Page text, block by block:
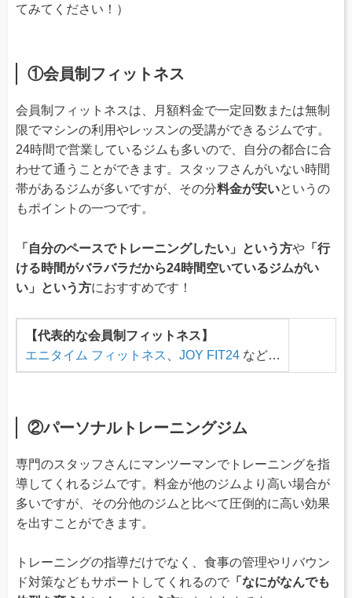
てみてください！）
①会員制フィットネス
会員制フィットネスは、月額料金で一定回数または無制
限でマシンの利用やレッスンの受講ができるジムです。
24時間で営業しているジムも多いので、自分の都合に合
わせて通うことができます。スタッフさんがいない時間
帯があるジムが多いですが、その分料金が安いというの
もポイントの一つです。
「自分のペースでトレーニングしたい」という方や 「行
ける時間がバラバラだから24時間空いているジムがい
い」という方におすすめです！
【代表的な会員制フィットネス】
エニタイム フィットネス
JOY FIT24 など…
②パーソナルトレーニングジム
専門のスタッフさんにマンツーマンでトレーニングを指
導してくれるジムです。料金が他のジムより高い場合が
多いですが、その分他のジムと比べて圧倒的に高い効果
を出すことができます。
トレーニングの指導だけでなく、食事の管理やリバウン
ド対策などもサポートしてくれるので 「なにがなんでも